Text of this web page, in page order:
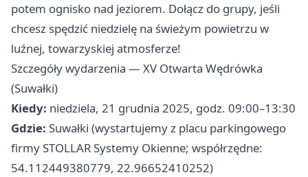
potem ognisko nad jeziorem. Dołącz do grupy, jeśli
chcesz spędzić niedzielę na świeżym powietrzu w
luźnej, towarzyskiej atmosferze!
Szczegóły wydarzenia — XV Otwarta Wędrówka
(Suwałki)
Kiedy: niedziela, 21 grudnia 2025, godz. 09:00–13:30
Gdzie: Suwałki (wystartujemy z placu parkingowego
firmy STOLLAR Systemy Okienne; współrzędne:
54.112449380779, 22.96652410252)